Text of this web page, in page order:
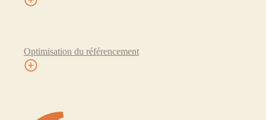
Optimisation du référencement